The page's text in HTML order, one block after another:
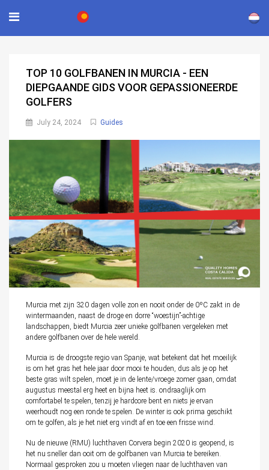
×
TOP 10 GOLFBANEN IN MURCIA - EEN
DIEPGAANDE GIDS VOOR GEPASSIONEERDE
GOLFERS
July 24, 2024 Guides
Murcia met zijn 320 dagen volle zon en nooit onder de 0ºC zakt in de
wintermaanden, naast de droge en dorre “woestijn”-achtige
landschappen, biedt Murcia zeer unieke golfbanen vergeleken met
andere golfbanen over de hele wereld.
Murcia is de droogste regio van Spanje, wat betekent dat het moeilijk
is om het gras het hele jaar door mooi te houden, dus als je op het
beste gras wilt spelen, moet je in de lente/vroege zomer gaan, omdat
augustus meestal erg heet en bijna heet is. ondraaglijk om
comfortabel te spelen, tenzij je hardcore bent en niets je ervan
weerhoudt nog een ronde te spelen. De winter is ook prima geschikt
om te golfen, als je het niet erg vindt af en toe een frisse wind.
Nu de nieuwe (RMU) luchthaven Corvera begin 2020 is geopend, is
het nu sneller dan ooit om de golfbanen van Murcia te bereiken.
Normaal gesproken zou u moeten vliegen naar de luchthaven van